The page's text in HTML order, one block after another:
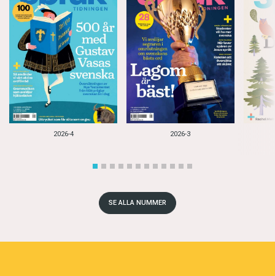
2026-4 2026-3
SE ALLA NUMMER